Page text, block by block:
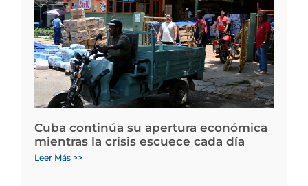
Cuba continúa su apertura económica
mientras la crisis escuece cada día
Leer Más >>